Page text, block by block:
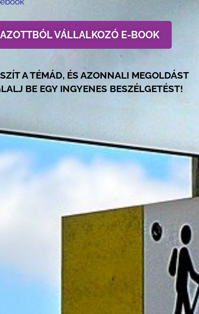
VÁLLALKOZÓ E-BOOK
A TÉMÁD, ÉS AZONNALI MEGOLDÁST
BE EGY INGYENES BESZÉLGETÉST!